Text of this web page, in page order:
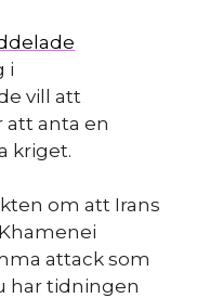
i
vill att
att anta en
kriget.
om att Irans
attack som
har tidningen